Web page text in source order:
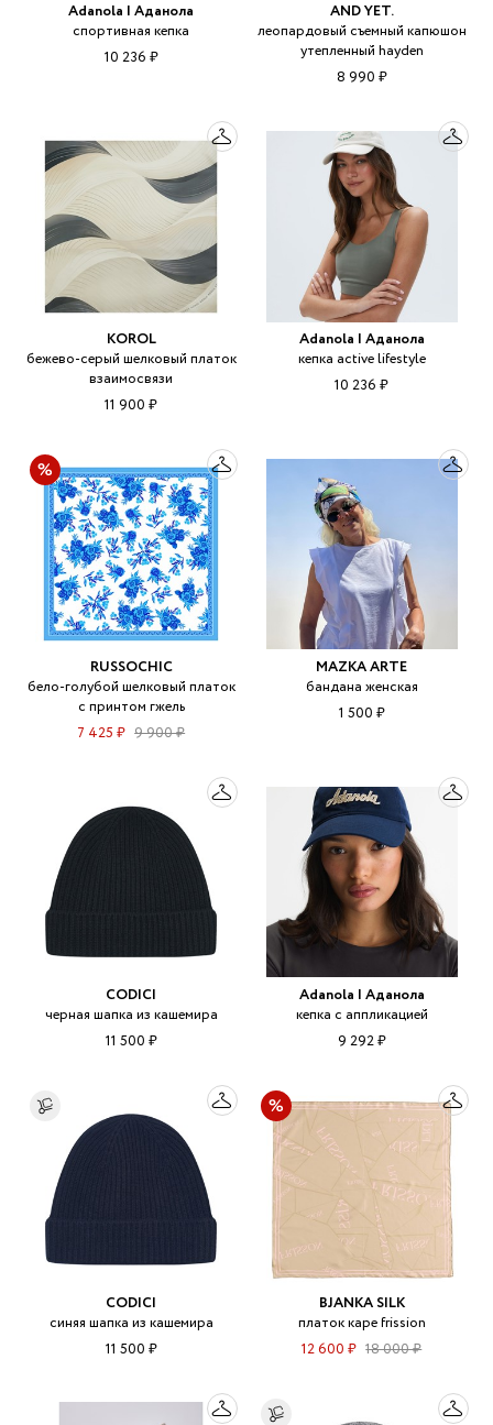
Adanola | Аданола
спортивная кепка
10 236 ₽
AND YET.
леопардовый съемный капюшон
утепленный hayden
8 990 ₽
KOROL
бежево-серый шелковый платок
взаимосвязи
11 900 ₽
Adanola | Аданола
кепка active lifestyle
10 236 ₽
RUSSOCHIC
бело-голубой шелковый платок
с принтом гжель
7 425 ₽ 9 900 ₽
MAZKA ARTE
бандана женская
1 500 ₽
CODICI
черная шапка из кашемира
11 500 ₽
Adanola | Аданола
кепка с аппликацией
9 292 ₽
CODICI
синяя шапка из кашемира
11 500 ₽
BJANKA SILK
платок каре frission
12 600 ₽ 18 000 ₽